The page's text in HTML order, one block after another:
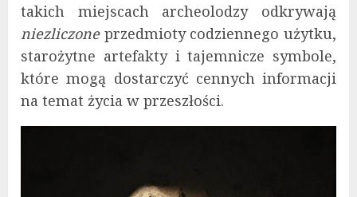
takich miejscach archeolodzy odkrywają
niezliczoneprzedmioty codziennego użytku,
starożytne artefakty i tajemnicze symbole,
które mogą dostarczyć cennych informacji
na temat życia w przeszłości.